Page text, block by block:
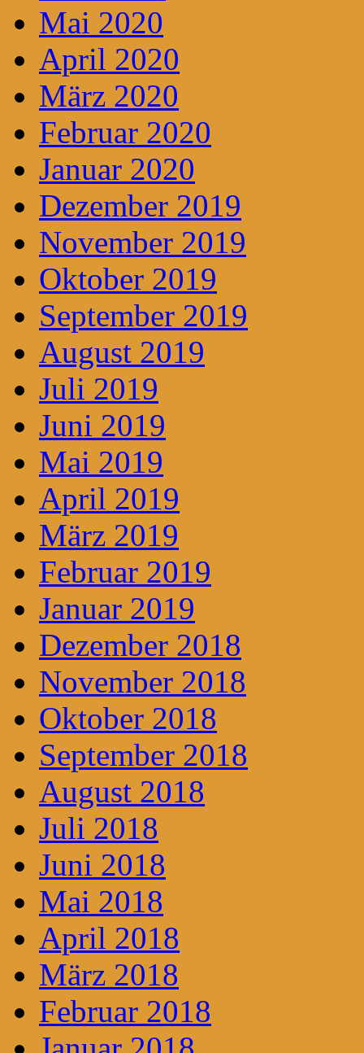
Mai 2020
April 2020
März 2020
Februar 2020
Januar 2020
Dezember 2019
November 2019
Oktober 2019
September 2019
August 2019
Juli 2019
Juni 2019
Mai 2019
April 2019
März 2019
Februar 2019
Januar 2019
Dezember 2018
November 2018
Oktober 2018
September 2018
August 2018
Juli 2018
Juni 2018
Mai 2018
April 2018
März 2018
Februar 2018